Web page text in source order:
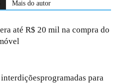
Mais do autor
até R$ 20 mil na compra do
para